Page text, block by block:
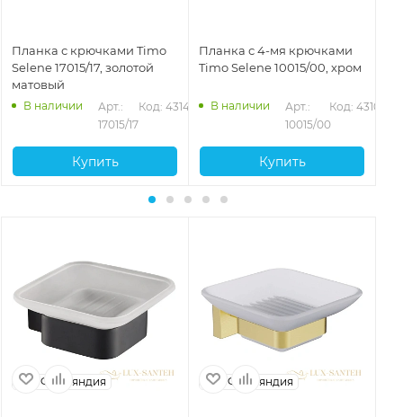
Планка с крючками Timo
Selene 17015/17, золотой
матовый
В наличии
Арт.:
17015/17
Код: 43144
Купить
Планка с 4-мя крючками
Timo Selene 10015/00, хром
В наличии
Арт.:
10015/00
Код: 43103
Купить
Финляндия Финляндия